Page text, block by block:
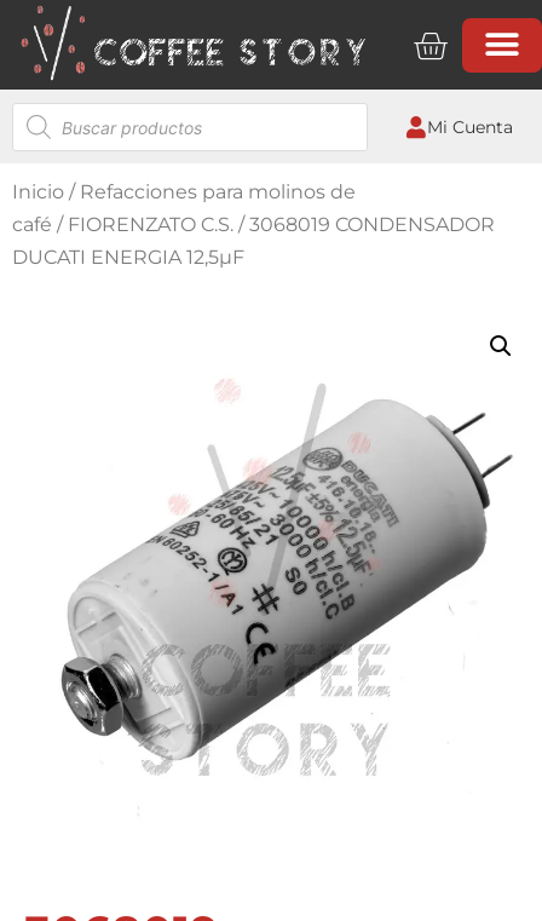
Mi Cuenta
Inicio / Refacciones para molinos de
café / FIORENZATO C.S. / 3068019 CONDENSADOR
DUCATI ENERGIA 12,5µF